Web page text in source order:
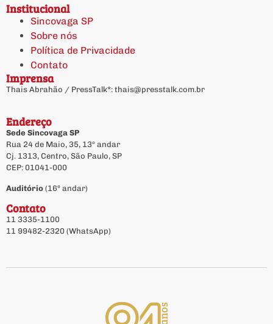
Institucional
Sincovaga SP
Sobre nós
Política de Privacidade
Contato
Imprensa
Thais Abrahão / PressTalk*: thais@presstalk.com.br
Endereço
Sede Sincovaga SP
Rua 24 de Maio, 35, 13º andar
Cj. 1313, Centro, São Paulo, SP
CEP: 01041-000
Auditório (16º andar)
Contato
11 3335-1100
11 99482-2320 (WhatsApp)